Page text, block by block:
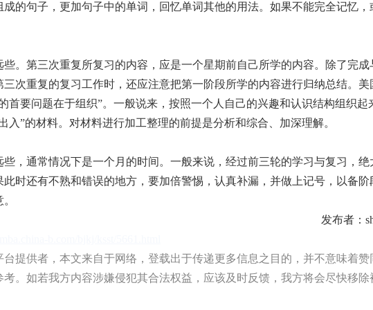
的句子，更加句子中的单词，回忆单词其他的用法。如果不能完全记忆，
。第三次重复所复习的内容，应是一个星期前自己所学的内容。除了完成
次重复的复习工作时，还应注意把第一阶段所学的内容进行归纳总结。美
首要问题在于组织”。一般说来，按照一个人自己的兴趣和认识结构组织起
入”的材料。对材料进行加工整理的前提是分析和综合、加深理解。
，通常情况下是一个月的时间。一般来说，经过前三轮的学习与复习，绝
时还有不熟和错误的地方，要加倍警惕，认真补漏，并做上记号，以备阶
发布者：
供者，本文来自于网络，登载出于传递更多信息之目的，并不意味着赞
。如若我方内容涉嫌侵犯其合法权益，应该及时反馈，我方将会尽快移除